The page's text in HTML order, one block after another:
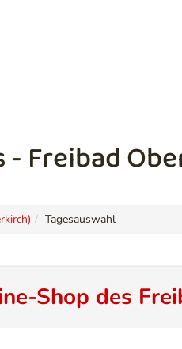
Freibad
Tagesauswahl
Shop des